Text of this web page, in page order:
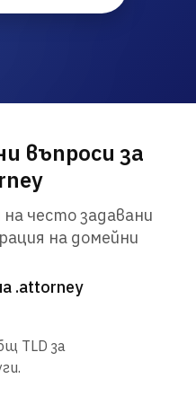
въпроси за
често задавани
на домейни
.attorney
TLD за